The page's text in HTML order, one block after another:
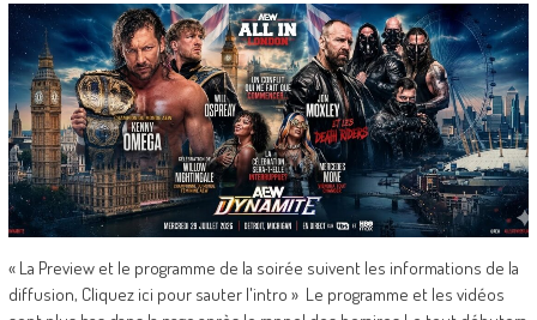
« La Preview et le programme de la soirée suivent les informations de la
diffusion, Cliquez ici pour sauter l'intro » Le programme et les vidéos